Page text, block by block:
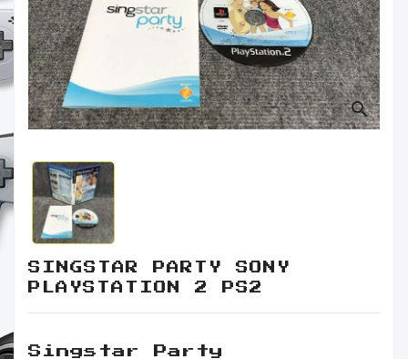
Videojuegos
search
SINGSTAR PARTY SONY
PLAYSTATION 2 PS2
Singstar Party